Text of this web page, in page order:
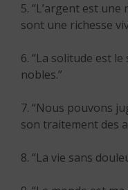
5. “L’argent est
sont une richesse
6. “La solitude est
nobles.”
7. “Nous pouvons
son traitement des
8. “La vie sans